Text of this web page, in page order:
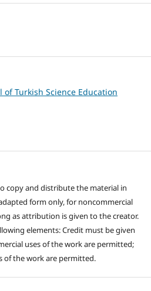
of Turkish Science Education
copy and distribute the material in
form only, for noncommercial
as attribution is given to the creator.
elements: Credit must be given
uses of the work are permitted;
of the work are permitted.